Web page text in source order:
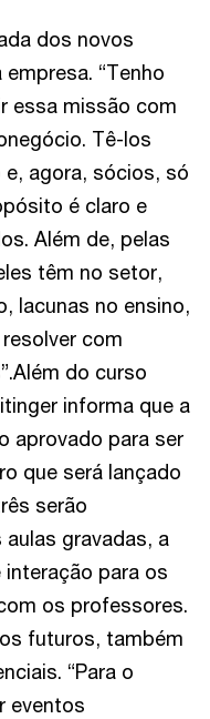
dos novos
“Tenho
essa missão com
Tê-los
agora, sócios, só
é claro e
Além de, pelas
têm no setor,
lacunas no ensino,
com
do curso
informa que a
aprovado para ser
que será lançado
serão
gravadas, a
para os
os professores.
futuros, também
“Para o
eventos